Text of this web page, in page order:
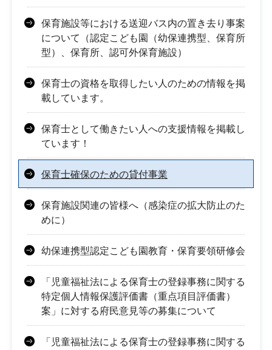
保育施設等における送迎バス内の置き去り事案
について（認定こども園（幼保連携型、保育所
型）、保育所、認可外保育施設）
保育士の資格を取得したい人のための情報を掲
載しています。
保育士として働きたい人への支援情報を掲載し
ています！
保育士確保のための貸付事業
保育施設関連の皆様へ（感染症の拡大防止のた
めに）
幼保連携型認定こども園教育・保育要領研修会
「児童福祉法による保育士の登録事務に関する
特定個人情報保護評価書（重点項目評価書）
案」に対する府民意見等の募集について
「児童福祉法による保育士の登録事務に関する